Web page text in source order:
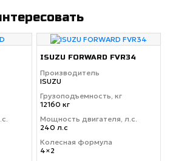
ISUZU FORWARD FVR34
Производитель
ISUZU
Грузоподъемность, кг
12160 кг
Мощность двигателя, л.с.
240 л.с
Колесная формула
4×2